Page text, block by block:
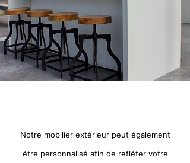
Notre mobilier extérieur peut également
être personnalisé afin de refléter votre